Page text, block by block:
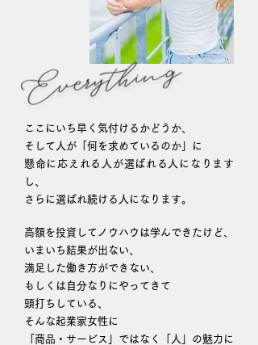
ここにいち早く気付けるかどうか、
そして人が「何を求めているのか」に
懸命に応えれる人が選ばれる人になります
し、
さらに選ばれ続ける人になります。
高額を投資してノウハウは学んできたけど、
いまいち結果が出ない、
満足した働き方ができない、
もしくは自分なりにやってきて
頭打ちしている、
そんな起業家女性に
「商品・サービス」ではなく「人」の魅力に